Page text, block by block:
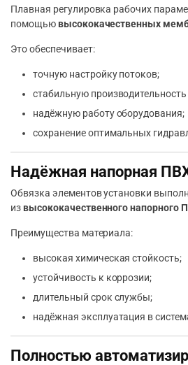
Плавная регулировка рабочих
помощью высококачественных
Это обеспечивает:
точную настройку потоков;
стабильную
надёжную работу оборудования;
сохранение оптимальных
Надёжная напорная
Обвязка элементов установки
из высококачественного напорного
Преимущества материала:
высокая химическая стойкость;
устойчивость к коррозии;
длительный срок службы;
надёжная эксплуатация в
Полностью